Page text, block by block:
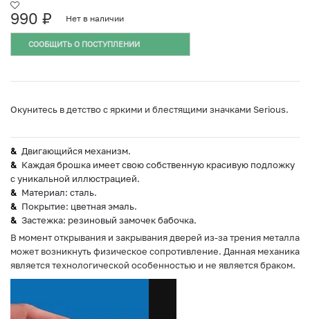
990 ₽ Нет в наличии
СООБЩИТЬ О ПОСТУПЛЕНИИ
Окунитесь в детство с яркими и блестящими значками Serious.
Двигающийся механизм.
Каждая брошка имеет свою собственную красивую подложку
с уникальной иллюстрацией.
Материал: сталь.
Покрытие: цветная эмаль.
Застежка: резиновый замочек бабочка.
В момент открывания и закрывания дверей из-за трения металла
может возникнуть физическое сопротивление. Данная механика
является технологической особенностью и не является браком.